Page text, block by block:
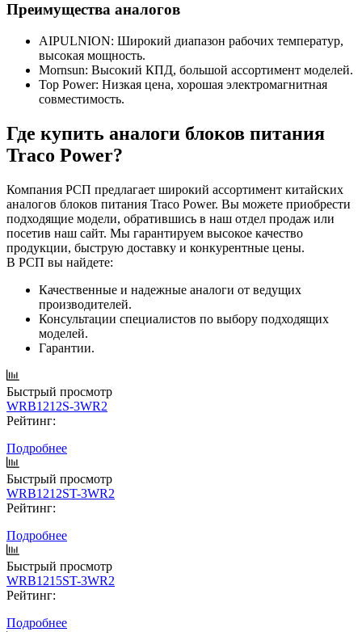
Преимущества аналогов
AIPULNION: Широкий диапазон рабочих температур,
высокая мощность.
Mornsun: Высокий КПД, большой ассортимент моделей.
Top Power: Низкая цена, хорошая электромагнитная
совместимость.
Где купить аналоги блоков питания
Traco Power?
Компания РСП предлагает широкий ассортимент китайских
аналогов блоков питания Traco Power. Вы можете приобрести
подходящие модели, обратившись в наш отдел продаж или
посетив наш сайт. Мы гарантируем высокое качество
продукции, быструю доставку и конкурентные цены.
В РСП вы найдете:
Качественные и надежные аналоги от ведущих
производителей.
Консультации специалистов по выбору подходящих
моделей.
Гарантии.
Быстрый просмотр
WRB1212S-3WR2
Рейтинг:
Подробнее
Быстрый просмотр
WRB1212ST-3WR2
Рейтинг:
Подробнее
Быстрый просмотр
WRB1215ST-3WR2
Рейтинг:
Подробнее